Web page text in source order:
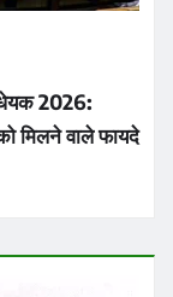
2026:
मिलने वाले फायदे